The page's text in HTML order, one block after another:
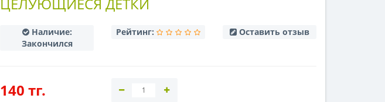
Наличие:
Закончился
Рейтинг: Оставить отзыв
140 тг.